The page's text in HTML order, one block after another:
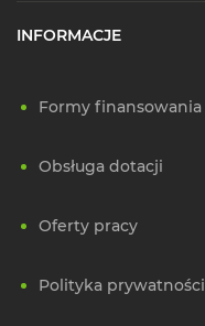
INFORMACJE
Formy finansowania
Obsługa dotacji
Oferty pracy
Polityka prywatności